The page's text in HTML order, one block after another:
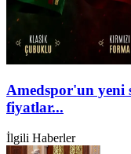
Amedspor'un yeni
fiyatlar...
İlgili Haberler